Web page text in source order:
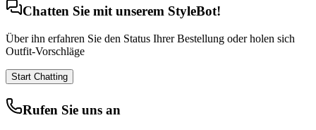
Chatten Sie mit unserem StyleBot!
Über ihn erfahren Sie den Status Ihrer Bestellung oder holen sich
Outfit-Vorschläge
Start Chatting
Rufen Sie uns an